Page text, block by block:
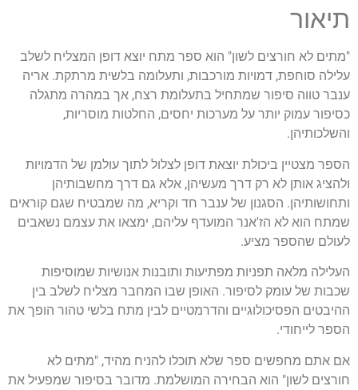
תיאור
"מתים לא חורצים לשון" הוא ספר מתח יוצא דופן המצליח לשלב
עלילה סוחפת, דמויות מורכבות, ותעלומה בלשית מרתקת. אריה
ענבר טווה סיפור שמתחיל בתעלומת רצח, אך במהרה מתגלה
כסיפור עמוק יותר על מערכות יחסים, החלטות מוסריות,
והשלכותיהן.
הספר מצטיין ביכולת יוצאת דופן לצלול לתוך עולמן של הדמויות
ולהציג אותן לא רק דרך מעשיהן, אלא גם דרך מחשבותיהן
ותחושותיהן. הסגנון של ענבר חד וקריא, מה שמבטיח שגם קוראים
שמתח הוא לא הז'אנר המועדף עליהם, ימצאו את עצמם נשאבים
לעולם שהספר מציע.
העלילה מלאה תפניות מפתיעות ותובנות אנושיות שמוסיפות
שכבות של עומק לסיפור. האופן שבו המחבר מצליח לשלב בין
ההיבטים הפסיכולוגיים והדרמטיים לבין מתח בלשי טהור הופך את
הספר לייחודי.
אם אתם מחפשים ספר שלא תוכלו להניח מהיד, "מתים לא
חורצים לשון" הוא הבחירה המושלמת. מדובר בסיפור שמפעיל את